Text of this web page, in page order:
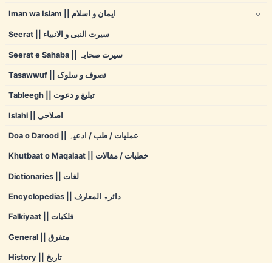
Iman wa Islam || ایمان و اسلام
Seerat || سیرت النبی و الانبیاء
Seerat e Sahaba || سیرت صحابہ
Tasawwuf || تصوف و سلوک
Tableegh || تبلیغ و دعوت
Islahi || اصلاحی
Doa o Darood || عملیات / طب / ادعیہ
Khutbaat o Maqalaat || خطبات / مقالات
Dictionaries || لغات
Encyclopedias || دائرۃ المعارف
Falkiyaat || فلکیات
General || متفرق
History || تاریخ